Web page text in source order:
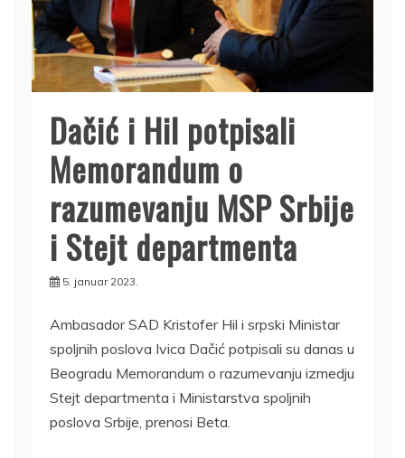
Dačić i Hil potpisali
Memorandum o
razumevanju MSP Srbije
i Stejt departmenta
5. januar 2023.
Ambasador SAD Kristofer Hil i srpski Ministar
spoljnih poslova Ivica Dačić potpisali su danas u
Beogradu Memorandum o razumevanju izmedju
Stejt departmenta i Ministarstva spoljnih
poslova Srbije, prenosi Beta.